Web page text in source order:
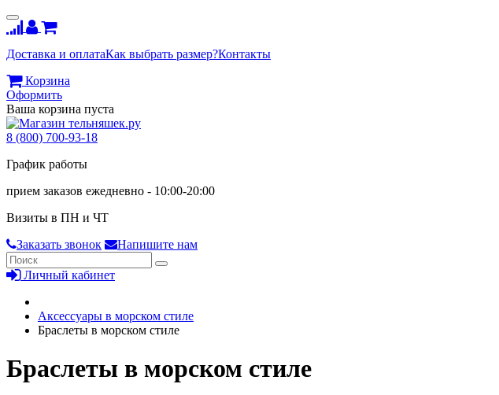
Доставка и оплатаКак выбрать размер?Контакты
Корзина
Оформить
Ваша корзина пуста
8 (800) 700-93-18
График работы
прием заказов ежедневно - 10:00-20:00
Визиты в ПН и ЧТ
Заказать звонок
Напишите нам
Личный кабинет
Аксессуары в морском стиле
Браслеты в морском стиле
Браслеты в морском стиле